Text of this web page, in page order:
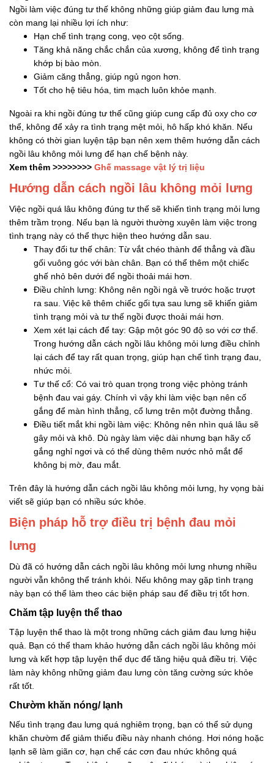
Ngồi làm việc đúng tư thế không những giúp giảm đau lưng mà
còn mang lại nhiều lợi ích như:
Hạn chế tình trạng cong, vẹo cột sống.
Tăng khả năng chắc chắn của xương, không để tình trạng
khớp bị bào mòn.
Giảm căng thẳng, giúp ngủ ngon hơn.
Tốt cho hệ tiêu hóa, tim mạch luôn khỏe mạnh.
Ngoài ra khi ngồi đúng tư thế cũng giúp cung cấp đủ oxy cho cơ
thể, không để xảy ra tình trạng mệt mỏi, hô hấp khó khăn. Nếu
không có thời gian luyện tập bạn nên xem thêm hướng dẫn cách
ngồi lâu không mỏi lưng để hạn chế bệnh này.
Xem thêm >>>>>>>> Ghế massage vật lý trị liệu
Hướng dẫn cách ngồi lâu không mỏi lưng
Việc ngồi quá lâu không đúng tư thế sẽ khiến tình trạng mỏi lưng
thêm trầm trọng. Nếu bạn là người thường xuyên làm việc trong
tình trạng này có thể thực hiện theo hướng dẫn sau.
Thay đổi tư thế chân: Từ vắt chéo thành để thẳng và đầu
gối vuông góc với bàn chân. Bạn có thể thêm một chiếc
ghế nhỏ bên dưới để ngồi thoải mái hơn.
Điều chỉnh lưng: Không nên ngồi ngả về trước hoặc trượt
ra sau. Việc kê thêm chiếc gối tựa sau lưng sẽ khiến giảm
tình trạng mỏi và tư thế ngồi được thoải mái hơn.
Xem xét lại cách để tay: Gập một góc 90 độ so với cơ thể.
Trong hướng dẫn cách ngồi lâu không mỏi lưng điều chỉnh
lại cách để tay rất quan trọng, giúp hạn chế tình trạng đau,
nhức mỏi.
Tư thế cổ: Có vai trò quan trọng trong việc phòng tránh
bệnh đau vai gáy. Chính vì vậy khi làm việc bạn nên cố
gắng để màn hình thẳng, cổ lưng trên một đường thẳng.
Điều tiết mắt khi ngồi làm việc: Không nên nhìn quá lâu sẽ
gây mỏi và khô. Dù ngày làm việc dài nhưng bạn hãy cố
gắng nghỉ ngơi và có thể dùng thêm nước nhỏ mắt để
không bị mờ, đau mắt.
Trên đây là hướng dẫn cách ngồi lâu không mỏi lưng, hy vọng bài
viết sẽ giúp bạn có nhiều sức khỏe.
Biện pháp hỗ trợ điều trị bệnh đau mỏi
lưng
Dù đã có hướng dẫn cách ngồi lâu không mỏi lưng nhưng nhiều
người vẫn không thể tránh khỏi. Nếu không may gặp tình trạng
này bạn có thể làm theo các biện pháp sau để điều trị tốt hơn.
Chăm tập luyện thể thao
Tập luyện thể thao là một trong những cách giảm đau lưng hiệu
quả. Bạn có thể tham khảo hướng dẫn cách ngồi lâu không mỏi
lưng và kết hợp tập luyện thể dục để tăng hiệu quả điều trị. Việc
làm này không những giảm đau lưng còn tăng cường sức khỏe
rất tốt.
Chườm khăn nóng/ lạnh
Nếu tình trạng đau lưng quá nghiêm trọng, bạn có thể sử dụng
khăn chườm để giảm thiểu điều này nhanh chóng. Hơi nóng hoặc
lạnh sẽ làm giãn cơ, hạn chế các cơn đau nhức không quá